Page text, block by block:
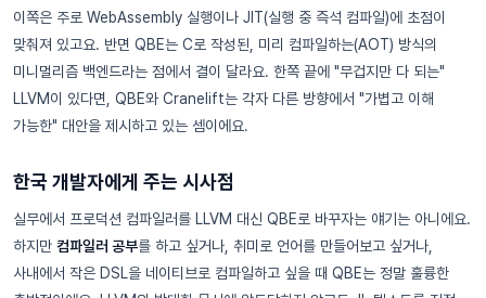
이쪽은 주로 WebAssembly 실행이나 JIT(실행 중 즉석 컴파일)에 초점이
맞춰져 있고요. 반면 QBE는 C로 작성된, 미리 컴파일하는(AOT) 방식의
미니멀리즘 백엔드라는 점에서 결이 달라요. 한쪽 끝에 "무겁지만 다 되는"
LLVM이 있다면, QBE와 Cranelift는 각자 다른 방향에서 "가볍고 이해
가능한" 대안을 제시하고 있는 셈이에요.
한국 개발자에게 주는 시사점
실무에서 프로덕션 컴파일러를 LLVM 대신 QBE로 바꾸자는 얘기는 아니에요.
하지만 컴파일러 공부를 하고 싶거나, 취미로 언어를 만들어보고 싶거나,
사내에서 작은 DSL을 네이티브로 컴파일하고 싶을 때 QBE는 정말 훌륭한